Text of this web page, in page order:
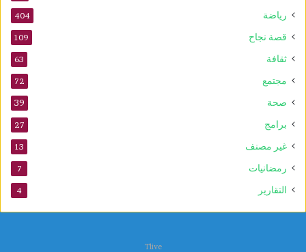
رياضة 404
قصة نجاح 109
ثقافة 63
مجتمع 72
صحة 39
برامج 27
غير مصنف 13
رمضانيات 7
التقارير 4
Tlive